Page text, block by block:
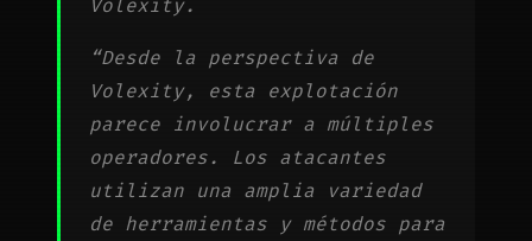
“Desde la perspectiva de
Volexity, esta explotación
parece involucrar a múltiples
operadores. Los atacantes
utilizan una amplia variedad
de herramientas y métodos para